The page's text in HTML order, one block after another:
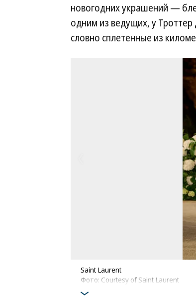
новогодних украшений —
одним из ведущих, у
словно сплетенные из
Saint Laurent
Фото: Courtesy of Saint Laurent